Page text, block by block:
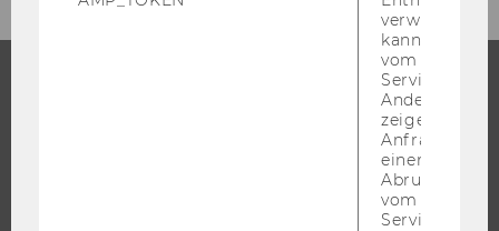
verwendet
kann, um
vom AMP-
Service
Andere
zeigen Opt-
Anfrage im
einen Fehler
Abrufen
vom AMP
Service an.